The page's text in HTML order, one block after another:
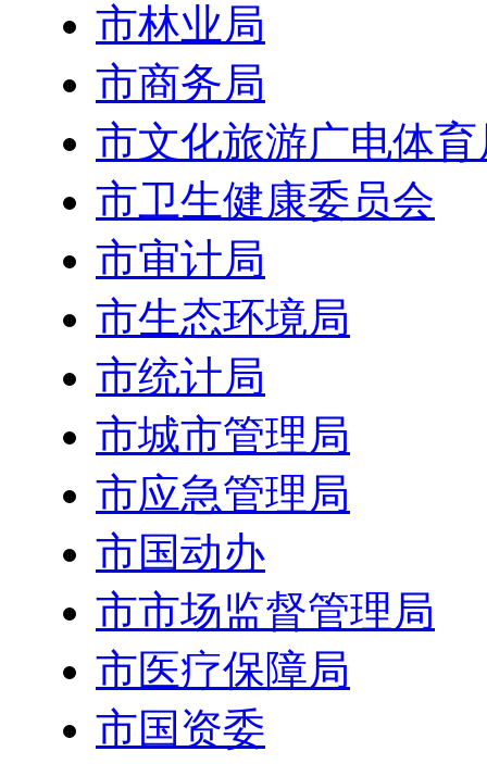
市林业局
市商务局
市文化旅游广电体育
市卫生健康委员会
市审计局
市生态环境局
市统计局
市城市管理局
市应急管理局
市国动办
市市场监督管理局
市医疗保障局
市国资委